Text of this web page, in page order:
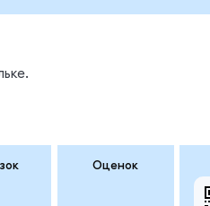
Оценок